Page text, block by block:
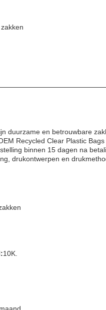
duurzame en betrouwbare
Recycled Clear Plastic
binnen 15 dagen na
drukontwerpen en
10K.